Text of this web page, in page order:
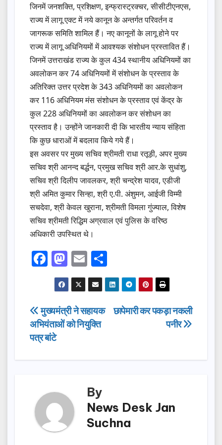
जिनमें जनशक्ति, प्रशिक्षण, इन्फ्रास्ट्रक्चर, सीसीटीएनएस,
राज्य में लागू एक्ट में नये कानून के अन्तर्गत परिवर्तन व
जागरूक समिति शामिल हैं। नए कानूनों के लागू होने पर
राज्य में लागू अधिनियमों में आवश्यक संशोधन प्रस्तावित हैं।
जिनमें उत्तराखंड राज्य के कुल 434 स्थानीय अधिनियमों का
अवलोकन कर 74 अधिनियमों में संशोधन के प्रस्ताव के
अतिरिक्त उत्तर प्रदेश के 343 अधिनियमों का अवलोकन
कर 116 अधिनियम मंस संशोधन के प्रस्ताव एवं केंद्र के
कुल 228 अधिनियमों का अवलोकन कर संशोधन का
प्रस्ताव है। उन्होंने जानकारी दी कि भारतीय न्याय संहिता
कि कुछ धाराओं में बदलाव किये गये हैं।
इस अवसर पर मुख्य सचिव श्रीमती राधा रतूड़ी, अपर मुख्य
सचिव श्री आनन्द बर्द्धन, प्रमुख सचिव श्री आर.के सुधांशु,
सचिव श्री दिलीप जावलकर, श्री चन्द्रेश यादव, एडीजी
श्री अमित कुमार सिन्हा, श्री ए.पी. अंशुमन, आईजी विम्मी
सचदेवा, श्री केवल खुराना, श्रीमती विमला गुंज्याल, विशेष
सचिव श्रीमती रिद्धिम अग्रवाल एवं पुलिस के वरिष्ठ
अधिकारी उपस्थित थे।
F
a
c
e
b
o
M
a
st
o
d
E
m
ail
h
ar
e
Post
navigation
छापेमारी कर पकड़ा नकली
पनीर
मुख्यमंत्री ने सहायक
अभियंताओं को नियुक्ति
पत्र बांटे
By
News Desk Jan
Suchna